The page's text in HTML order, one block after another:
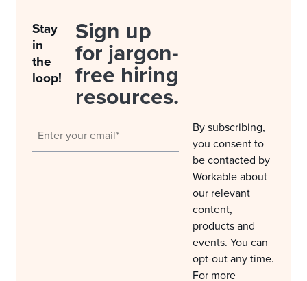
Stay
in
the
loop!
Sign up
for jargon-
free hiring
resources.
By subscribing,
you consent to
be contacted by
Workable about
our relevant
content,
products and
events. You can
opt-out any time.
For more